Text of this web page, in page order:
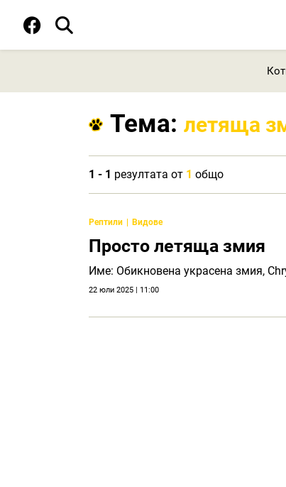
Тема: летяща
1 - 1 резултата от 1 общо
Рептили Видове
Просто летяща змия
Име: Обикновена украсена змия,
22 юли 2025 | 11:00